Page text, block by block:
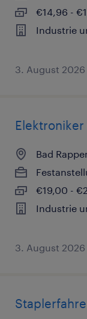
€14,96 -
Industrie
3. August 2026
Bad
€19,00 -
Industrie
3. August 2026